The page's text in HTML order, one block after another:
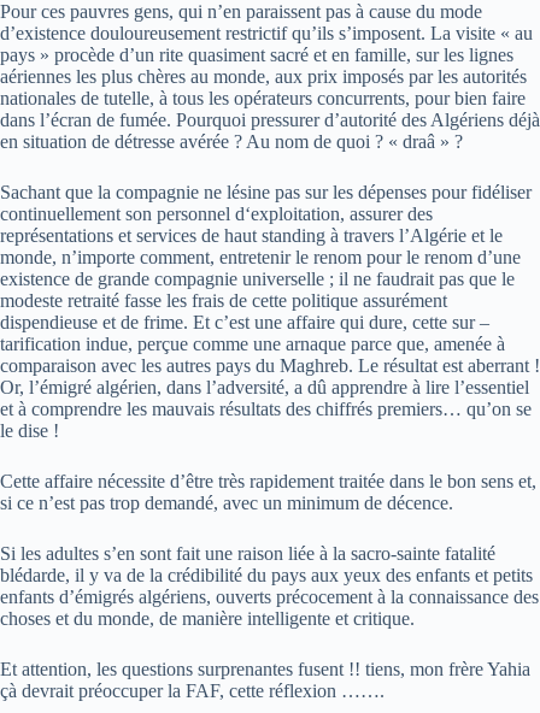
Pour ces pauvres gens, qui n’en paraissent pas à cause du mode
d’existence douloureusement restrictif qu’ils s’imposent. La visite « au
pays » procède d’un rite quasiment sacré et en famille, sur les lignes
aériennes les plus chères au monde, aux prix imposés par les autorités
nationales de tutelle, à tous les opérateurs concurrents, pour bien faire
dans l’écran de fumée. Pourquoi pressurer d’autorité des Algériens déjà
en situation de détresse avérée ? Au nom de quoi ? « draâ » ?
Sachant que la compagnie ne lésine pas sur les dépenses pour fidéliser
continuellement son personnel d‘exploitation, assurer des
représentations et services de haut standing à travers l’Algérie et le
monde, n’importe comment, entretenir le renom pour le renom d’une
existence de grande compagnie universelle ; il ne faudrait pas que le
modeste retraité fasse les frais de cette politique assurément
dispendieuse et de frime. Et c’est une affaire qui dure, cette sur –
tarification indue, perçue comme une arnaque parce que, amenée à
comparaison avec les autres pays du Maghreb. Le résultat est aberrant !
Or, l’émigré algérien, dans l’adversité, a dû apprendre à lire l’essentiel
et à comprendre les mauvais résultats des chiffrés premiers… qu’on se
le dise !
Cette affaire nécessite d’être très rapidement traitée dans le bon sens et,
si ce n’est pas trop demandé, avec un minimum de décence.
Si les adultes s’en sont fait une raison liée à la sacro-sainte fatalité
blédarde, il y va de la crédibilité du pays aux yeux des enfants et petits
enfants d’émigrés algériens, ouverts précocement à la connaissance des
choses et du monde, de manière intelligente et critique.
Et attention, les questions surprenantes fusent !! tiens, mon frère Yahia
çà devrait préoccuper la FAF, cette réflexion …….